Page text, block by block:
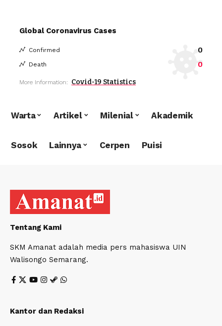
Global Coronavirus Cases
Confirmed 0
Death 0
More Information: Covid-19 Statistics
Warta Artikel Milenial Akademik
Sosok Lainnya Cerpen Puisi
Tentang Kami
SKM Amanat adalah media pers mahasiswa UIN
Walisongo Semarang.
Kantor dan Redaksi